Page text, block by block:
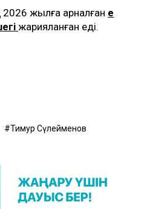
2026 жылға арналған ең
жарияланған еді.
Тимур Сүлейменов